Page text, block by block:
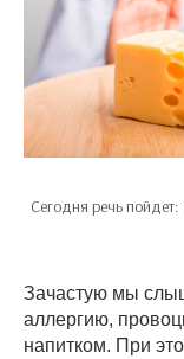
Сегодня речь пойдет:
Зачастую мы
аллергию,
напитком. При